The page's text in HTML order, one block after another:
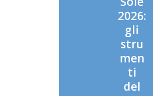
2026:
gli
stru
men
ti
del